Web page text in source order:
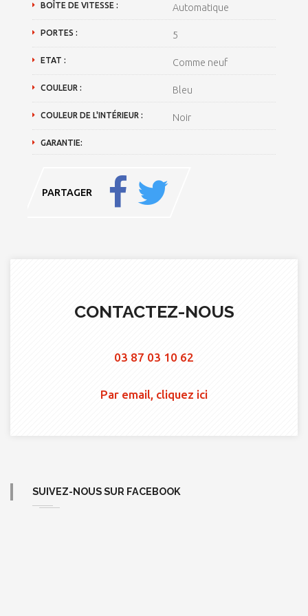
BOÎTE DE VITESSE : Automatique
PORTES : 5
ETAT : Comme neuf
COULEUR : Bleu
COULEUR DE L'INTÉRIEUR : Noir
GARANTIE:
PARTAGER
CONTACTEZ-NOUS
03 87 03 10 62
Par email, cliquez ici
SUIVEZ-NOUS SUR FACEBOOK